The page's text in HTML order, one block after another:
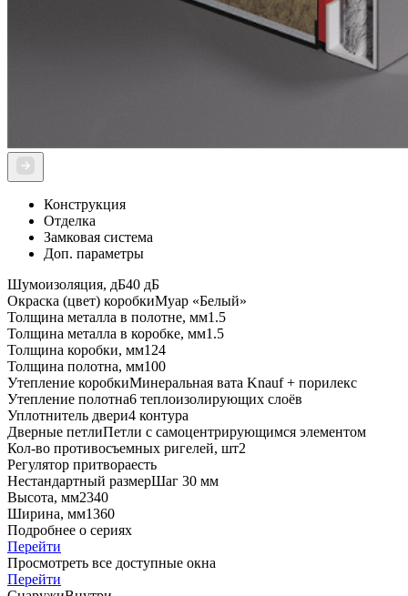
Конструкция
Отделка
Замковая система
Доп. параметры
Шумоизоляция, дБ40 дБ
Окраска (цвет) коробкиМуар «Белый»
Толщина металла в полотне, мм1.5
Толщина металла в коробке, мм1.5
Толщина коробки, мм124
Толщина полотна, мм100
Утепление коробкиМинеральная вата Knauf + порилекс
Утепление полотна6 теплоизолирующих слоёв
Уплотнитель двери4 контура
Дверные петлиПетли с самоцентрирующимся элементом
Кол-во противосъемных ригелей, шт2
Регулятор притвораесть
Нестандартный размерШаг 30 мм
Высота, мм2340
Ширина, мм1360
Подробнее о сериях
Перейти
Просмотреть все доступные окна
Перейти